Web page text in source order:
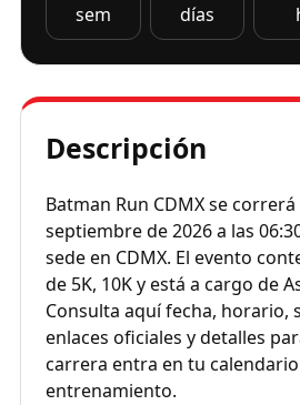
sem días
Descripción
Batman Run CDMX se correrá
septiembre de 2026 a las
sede en CDMX. El evento
de 5K, 10K y está a cargo de
Consulta aquí fecha, horario,
enlaces oficiales y detalles
carrera entra en tu
entrenamiento.